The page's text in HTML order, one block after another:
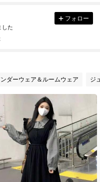
フォロー
ダーウェア＆ルームウェア ジ